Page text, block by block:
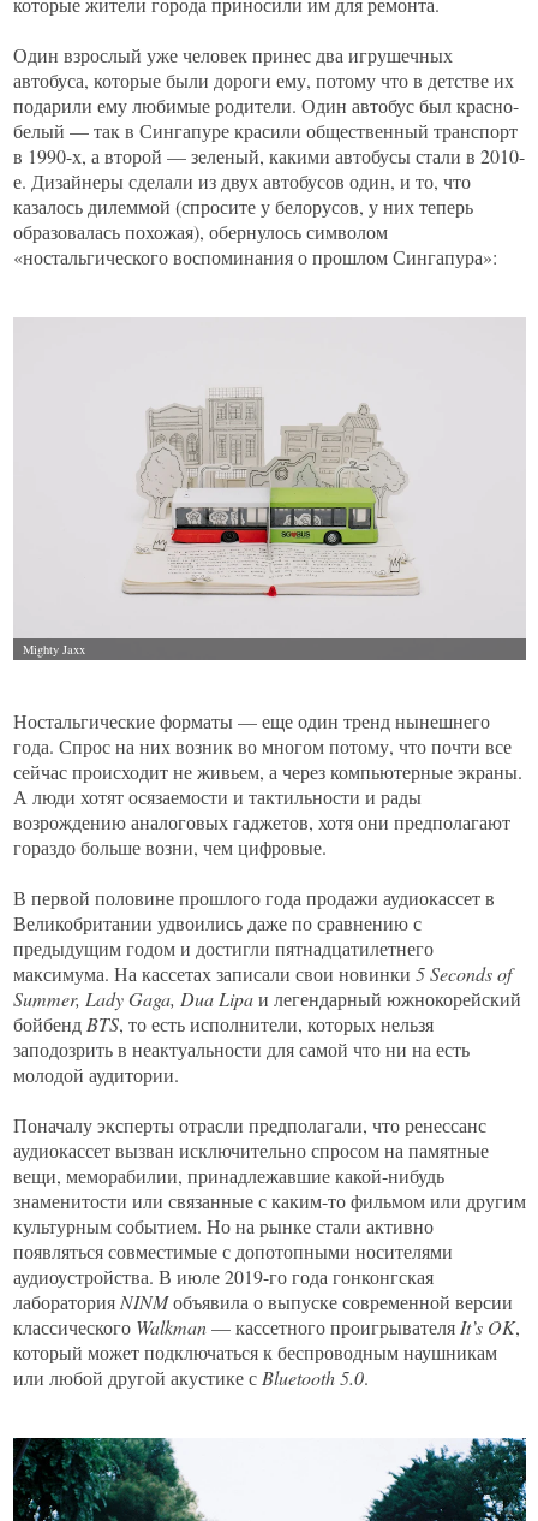
Один взрослый уже человек принес два игрушечных
автобуса, которые были дороги ему, потому что в детстве их
подарили ему любимые родители. Один автобус был красно-
белый — так в Сингапуре красили общественный транспорт
в 1990-х, а второй — зеленый, какими автобусы стали в 2010-
е. Дизайнеры сделали из двух автобусов один, и то, что
казалось дилеммой (спросите у белорусов, у них теперь
образовалась похожая), обернулось символом
«ностальгического воспоминания о прошлом Сингапура»:
Ностальгические форматы — еще один тренд нынешнего
года. Спрос на них возник во многом потому, что почти все
сейчас происходит не живьем, а через компьютерные экраны.
А люди хотят осязаемости и тактильности и рады
возрождению аналоговых гаджетов, хотя они предполагают
гораздо больше возни, чем цифровые.
В первой половине прошлого года продажи аудиокассет в
Великобритании удвоились даже по сравнению с
предыдущим годом и достигли пятнадцатилетнего
максимума. На кассетах записали свои новинки 5Secondsof
Summer, LadyGaga, Dua Lipaи легендарный южнокорейский
бойбенд BTS, то есть исполнители, которых нельзя
заподозрить в неактуальности для самой что ни на есть
молодой аудитории.
Поначалу эксперты отрасли предполагали, что ренессанс
аудиокассет вызван исключительно спросом на памятные
вещи, меморабилии, принадлежавшие какой-нибудь
знаменитости или связанные с каким-то фильмом или другим
культурным событием. Но на рынке стали активно
появляться совместимые с допотопными носителями
аудиоустройства. В июле 2019-го года гонконгская
лаборатория NINMобъявила о выпуске современной версии
классического Walkman— кассетного проигрывателя It’s OK,
который может подключаться к беспроводным наушникам
или любой другой акустике с Bluetooth 5.0.